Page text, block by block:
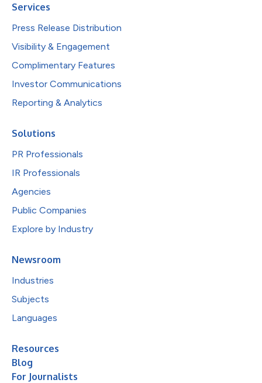
Services
Press Release Distribution
Visibility & Engagement
Complimentary Features
Investor Communications
Reporting & Analytics
Solutions
PR Professionals
IR Professionals
Agencies
Public Companies
Explore by Industry
Newsroom
Industries
Subjects
Languages
Resources
Blog
For Journalists